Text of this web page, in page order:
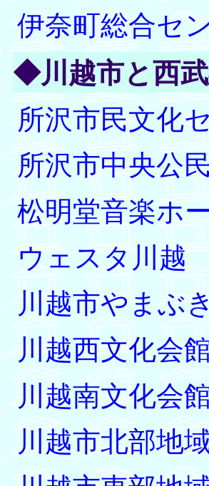
伊奈町総合セ
◆川越市と西
所沢市民文化
所沢市中央公
松明堂音楽ホ
ウェスタ川越
川越市やまぶ
川越西文化会
川越南文化会
川越市北部地